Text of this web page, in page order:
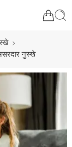
नुस्खे